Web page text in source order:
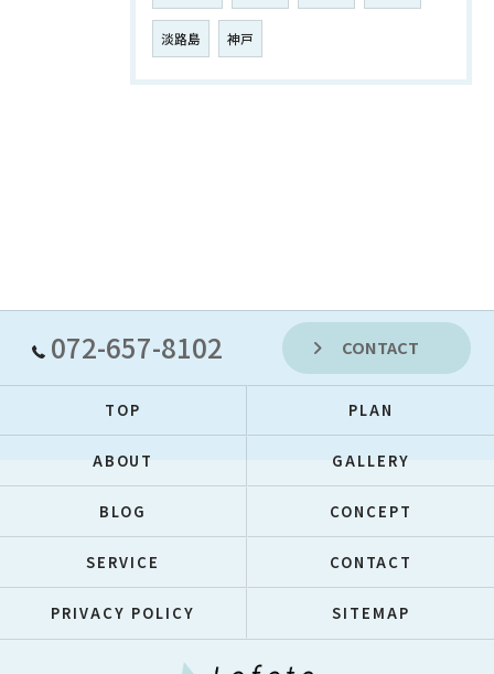
淡路島 神戸
072-657-8102 CONTACT
TOP PLAN
ABOUT GALLERY
BLOG CONCEPT
SERVICE CONTACT
PRIVACY POLICY SITEMAP